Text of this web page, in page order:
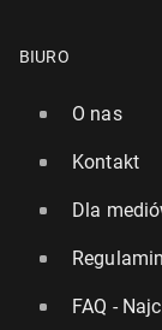
BIURO
O nas
Kontakt
Dla
Regulamin
FAQ -